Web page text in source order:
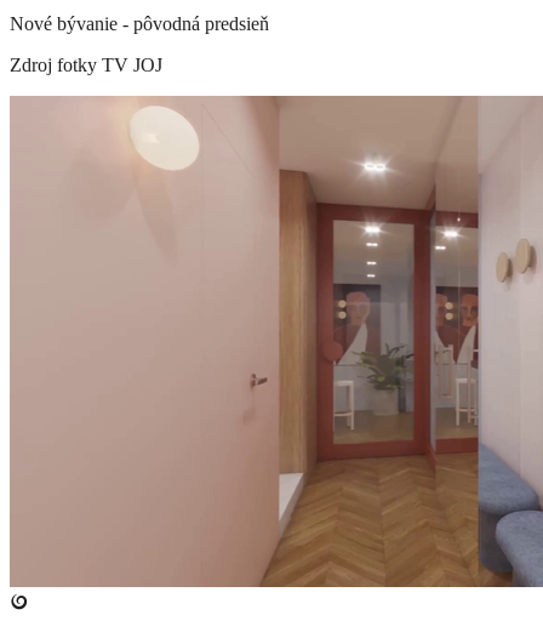
Nové bývanie - pôvodná predsieň
Zdroj fotky TV JOJ